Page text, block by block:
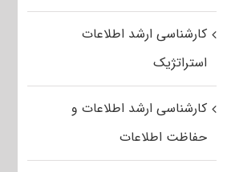
کارشناسی ارشد اطلاعات
استراتژیک
کارشناسی ارشد اطلاعات و
حفاظت اطلاعات